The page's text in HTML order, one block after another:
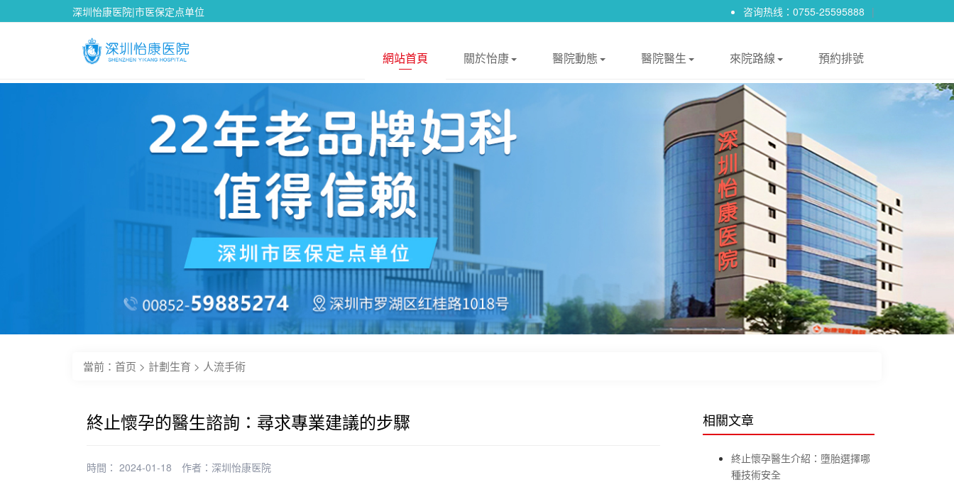
深圳怡康医院|市医保定点单位 咨询热线：0755-25595888 |
網站首頁 關於怡康 醫院動態 醫院醫生 來院路線 預約排號
當前： 首页 > 計劃生育 > 人流手術
終止懷孕的醫生諮詢：尋求專業建議的步驟
時間： 2024-01-18 作者： 深圳怡康医院
相關文章
終止懷孕醫生介紹：墮胎選擇哪
種技術安全